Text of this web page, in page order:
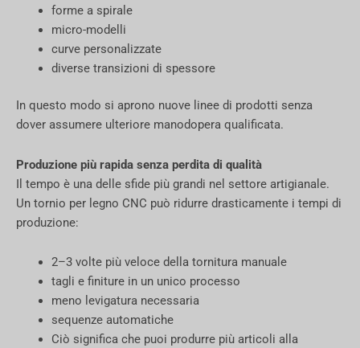
forme a spirale
micro-modelli
curve personalizzate
diverse transizioni di spessore
In questo modo si aprono nuove linee di prodotti senza
dover assumere ulteriore manodopera qualificata.
Produzione più rapida senza perdita di qualità
Il tempo è una delle sfide più grandi nel settore artigianale.
Un tornio per legno CNC può ridurre drasticamente i tempi di
produzione:
2–3 volte più veloce della tornitura manuale
tagli e finiture in un unico processo
meno levigatura necessaria
sequenze automatiche
Ciò significa che puoi produrre più articoli alla